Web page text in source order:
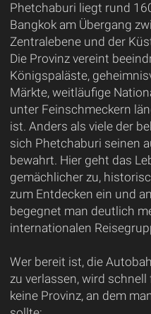
Phetchaburi liegt rund
Bangkok am Übergang
Zentralebene und der
Die Provinz vereint
Königspaläste,
Märkte, weitläufige
unter Feinschmeckern
ist. Anders als viele der
sich Phetchaburi seinen
bewahrt. Hier geht das
gemächlicher zu,
zum Entdecken ein und
begegnet man deutlich
internationalen
Wer bereit ist, die
zu verlassen, wird
keine Provinz, an dem